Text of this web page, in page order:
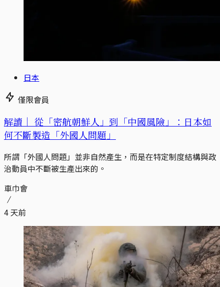
日本
僅限會員
解讀｜ 從「密航朝鮮人」到「中國風險」：日本如
何不斷製造「外國人問題」
所謂「外國人問題」並非自然產生，而是在特定制度結構與政
治動員中不斷被生產出來的。
車巾會
4 天前